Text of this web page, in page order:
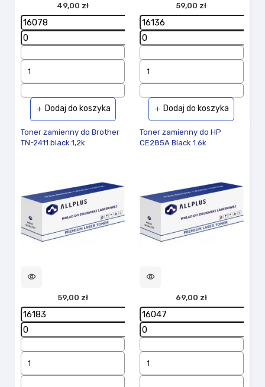
49,00 zł
add Dodaj do koszyka
59,00 zł
add Dodaj do koszyka
Toner zamienny do Brother
TN-2411 black 1,2k
visibility
59,00 zł
Toner zamienny do HP
CE285A Black 1.6k
visibility
69,00 zł